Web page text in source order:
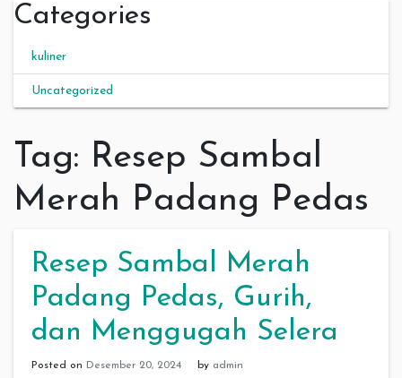
Categories
kuliner
Uncategorized
Tag: Resep Sambal
Merah Padang Pedas
Resep Sambal Merah
Padang Pedas, Gurih,
dan Menggugah Selera
Posted on Desember 20, 2024 by admin